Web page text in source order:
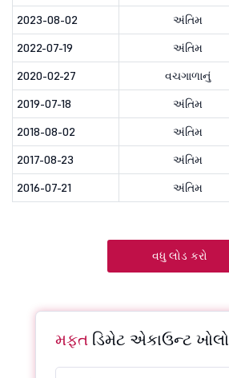
2023-08-02
અંતિમ
2022-07-19
અંતિમ
2020-02-27
વચગાળાનું
2019-07-18
અંતિમ
2018-08-02
અંતિમ
2017-08-23
અંતિમ
2016-07-21
અંતિમ
વધુ લોડ કરો
મફત ડિમેટ એકાઉન્ટ ખોલો